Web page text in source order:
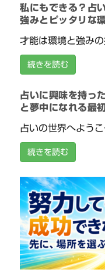
私にもできる？占
強みとピッタリな
才能は環境と強み
続きを読む
占いに興味を持っ
と夢中になれる最
占いの世界へよう
続きを読む